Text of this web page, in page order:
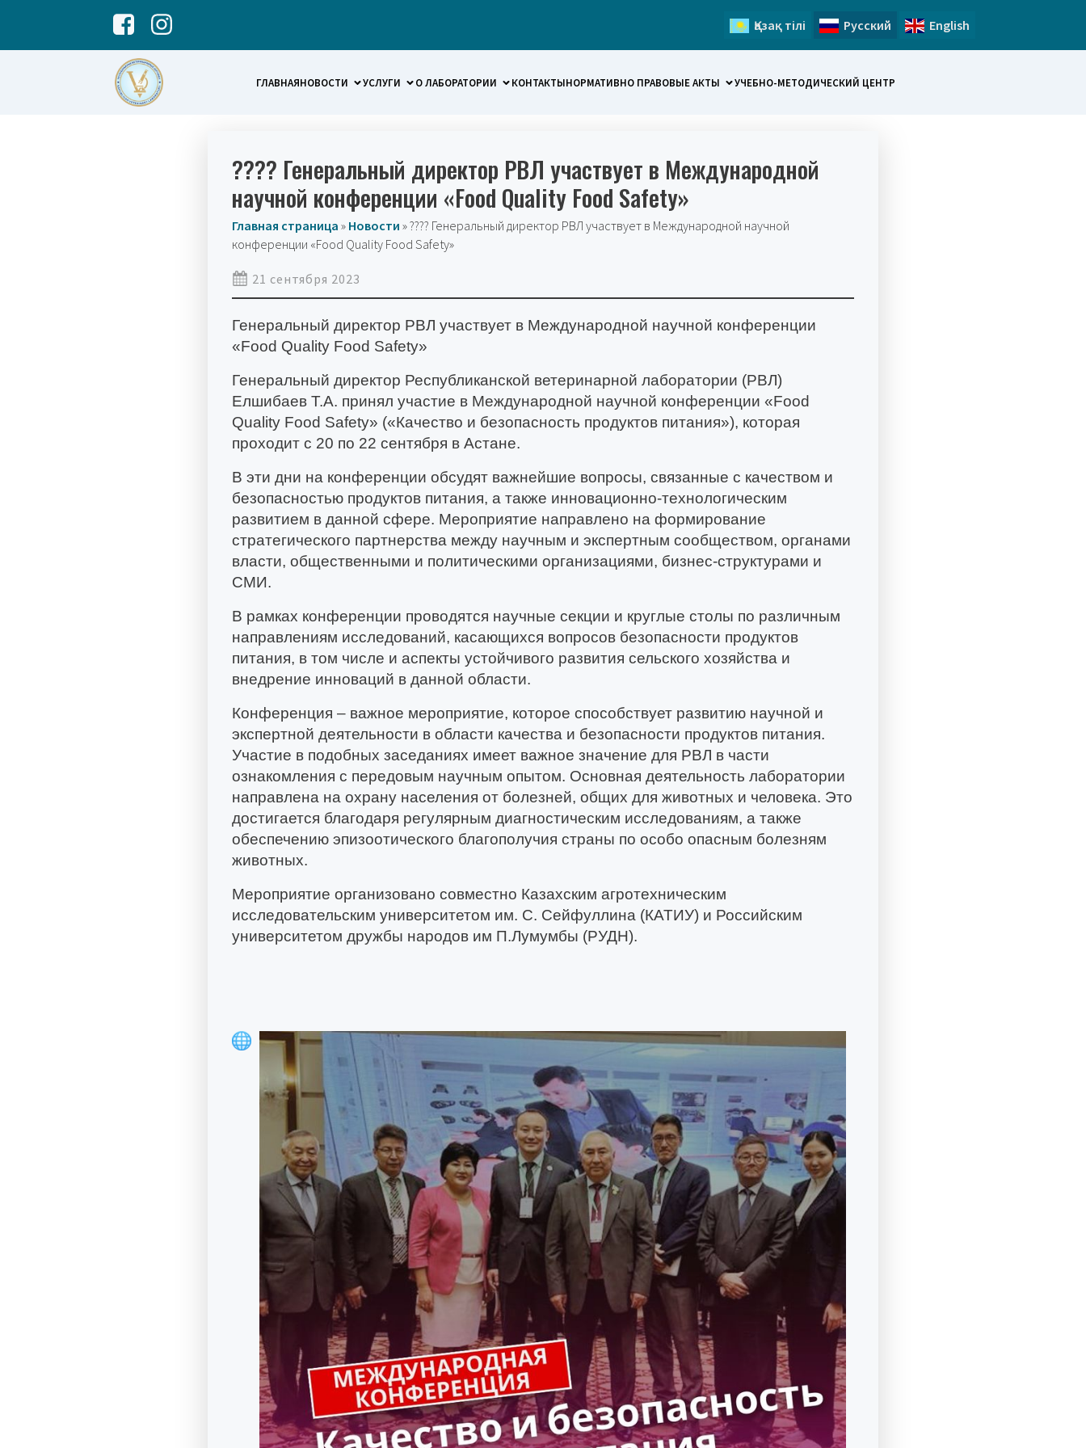
Қазақ тілі Русский English
ГЛАВНАЯНОВОСТИ УСЛУГИ О ЛАБОРАТОРИИ КОНТАКТЫНОРМАТИВНО ПРАВОВЫЕ АКТЫ УЧЕБНО-МЕТОДИЧЕСКИЙ ЦЕНТР
???? Генеральный директор РВЛ участвует в Международной
научной конференции «Food Quality Food Safety»
Главная страница » Новости »???? Генеральный директор РВЛ участвует в Международной научной
конференции «Food Quality Food Safety»
21 сентября 2023
Генеральный директор РВЛ участвует в Международной научной конференции
«Food Quality Food Safety»
Генеральный директор Республиканской ветеринарной лаборатории (РВЛ)
Елшибаев Т.А. принял участие в Международной научной конференции «Food
Quality Food Safety» («Качество и безопасность продуктов питания»), которая
проходит с 20 по 22 сентября в Астане.
В эти дни на конференции обсудят важнейшие вопросы, связанные с качеством и
безопасностью продуктов питания, а также инновационно-технологическим
развитием в данной сфере. Мероприятие направлено на формирование
стратегического партнерства между научным и экспертным сообществом, органами
власти, общественными и политическими организациями, бизнес-структурами и
СМИ.
В рамках конференции проводятся научные секции и круглые столы по различным
направлениям исследований, касающихся вопросов безопасности продуктов
питания, в том числе и аспекты устойчивого развития сельского хозяйства и
внедрение инноваций в данной области.
Конференция – важное мероприятие, которое способствует развитию научной и
экспертной деятельности в области качества и безопасности продуктов питания.
Участие в подобных заседаниях имеет важное значение для РВЛ в части
ознакомления с передовым научным опытом. Основная деятельность лаборатории
направлена на охрану населения от болезней, общих для животных и человека. Это
достигается благодаря регулярным диагностическим исследованиям, а также
обеспечению эпизоотического благополучия страны по особо опасным болезням
животных.
Мероприятие организовано совместно Казахским агротехническим
исследовательским университетом им. С. Сейфуллина (КАТИУ) и Российским
университетом дружбы народов им П.Лумумбы (РУДН).